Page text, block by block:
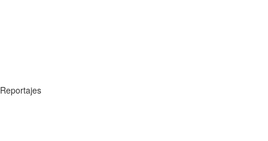
Reportajes